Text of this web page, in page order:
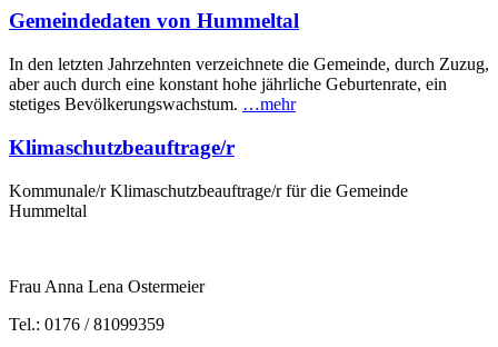
Gemeindedaten von Hummeltal
In den letzten Jahrzehnten verzeichnete die Gemeinde, durch Zuzug,
aber auch durch eine konstant hohe jährliche Geburtenrate, ein
stetiges Bevölkerungswachstum. …mehr
Klimaschutzbeauftrage/r
Kommunale/r Klimaschutzbeauftrage/r für die Gemeinde
Hummeltal
Frau Anna Lena Ostermeier
Tel.: 0176 / 81099359